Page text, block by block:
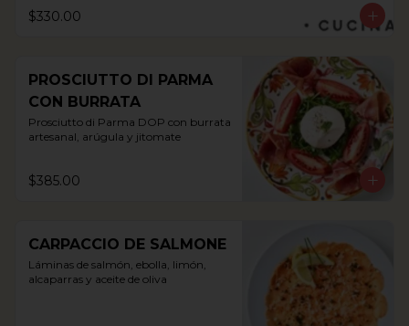
$330.00
PROSCIUTTO DI PARMA
CON BURRATA
Prosciutto di Parma DOP con burrata
artesanal, arúgula y jitomate
$385.00
CARPACCIO DE SALMONE
Láminas de salmón, ebolla, limón,
alcaparras y aceite de oliva